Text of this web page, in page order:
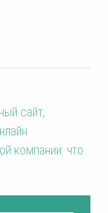
сайт,
компании: что